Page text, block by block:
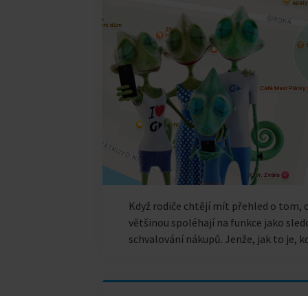
Když rodiče chtějí mít přehled o tom,
většinou spoléhají na funkce jako
schvalování nákupů. Jenže, jak to je,